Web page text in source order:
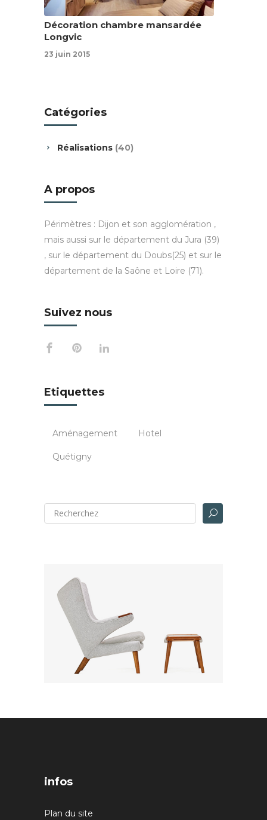
Décoration chambre mansardée
Longvic
23 juin 2015
Catégories
Réalisations (40)
A propos
Périmètres : Dijon et son agglomération ,
mais aussi sur le département du Jura (39)
, sur le département du Doubs(25) et sur le
département de la Saône et Loire (71).
Suivez nous
Etiquettes
Aménagement Hotel
Quétigny
infos
Plan du site